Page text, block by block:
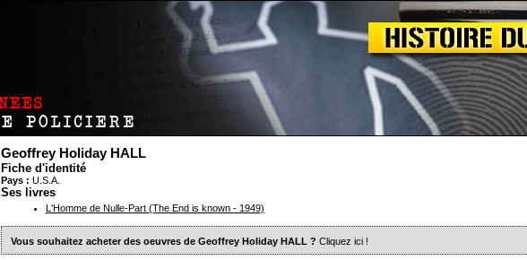
Geoffrey Holiday HALL
Fiche d'identité
Pays : U.S.A.
Ses livres
L'Homme de Nulle-Part (The End is known - 1949)
Vous souhaitez acheter des oeuvres de Geoffrey Holiday HALL ? Cliquez ici !